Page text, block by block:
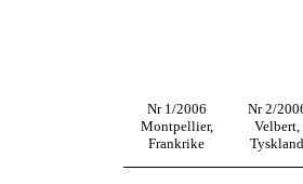
Nr 1/2006
Montpellier,
Frankrike
Nr 2/
Velbert,
Tyskland